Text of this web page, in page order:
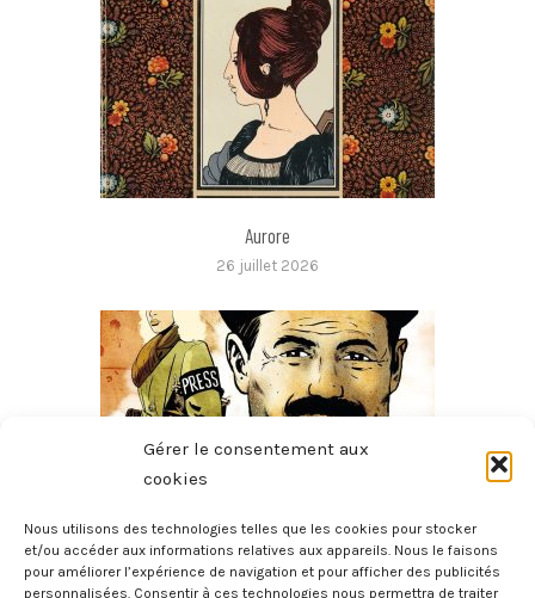
Gérer le consentement aux
cookies
Nous utilisons des technologies telles que les cookies pour stocker
et/ou accéder aux informations relatives aux appareils. Nous le faisons
pour améliorer l’expérience de navigation et pour afficher des publicités
personnalisées. Consentir à ces technologies nous permettra de traiter
Aurore
26 juillet 2026
Hemingway Et Martha Gellhorn